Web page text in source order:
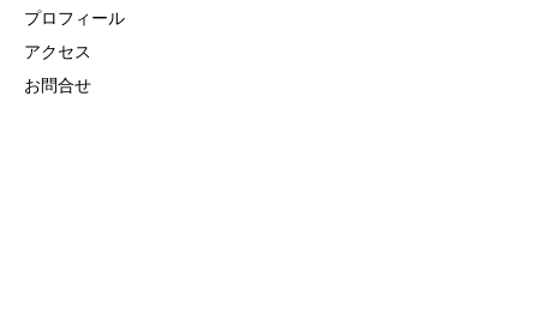
プロフィール
アクセス
お問合せ